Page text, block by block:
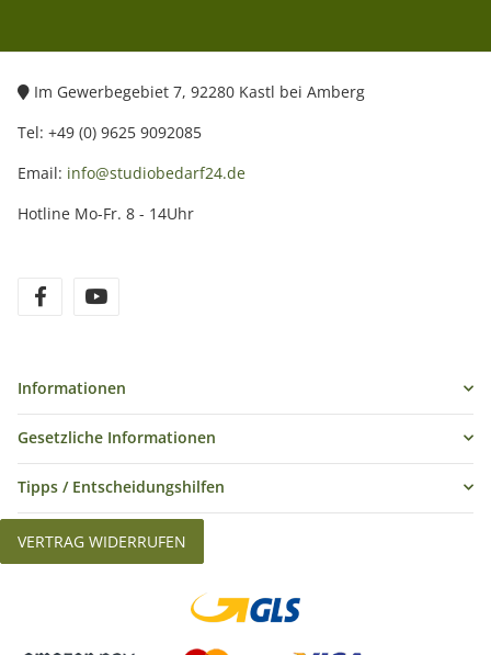
Im Gewerbegebiet 7, 92280 Kastl bei Amberg
Tel: +49 (0) 9625 9092085
Email: info@studiobedarf24.de
Hotline Mo-Fr. 8 - 14Uhr
Informationen
Gesetzliche Informationen
Tipps / Entscheidungshilfen
VERTRAG WIDERRUFEN